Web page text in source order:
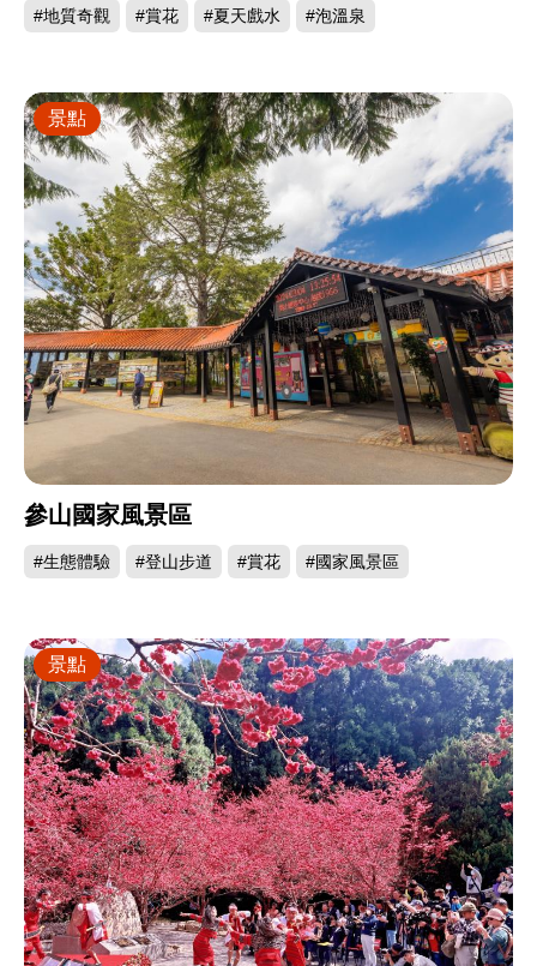
#地質奇觀 #賞花 #夏天戲水 #泡溫泉
參山國家風景區
#生態體驗 #登山步道 #賞花 #國家風景區
景點
景點